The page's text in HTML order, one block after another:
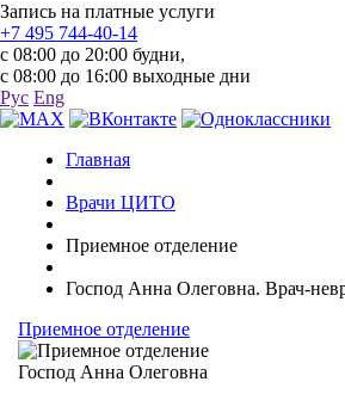
Запись на платные услуги
+7 495 744-40-14
с 08:00 до 20:00 будни,
с 08:00 до 16:00 выходные дни
Рус Eng
Главная
Врачи ЦИТО
Приемное отделение
Господ Анна Олеговна. Врач-
Приемное отделение
Господ Анна Олеговна